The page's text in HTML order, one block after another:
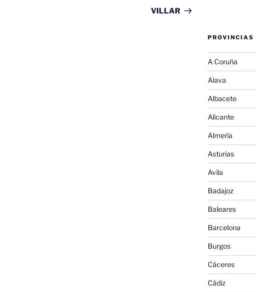
entrada
VILLAR
PROVINCIAS
A Coruña
Alava
Albacete
Alicante
Almería
Asturias
Avila
Badajoz
Baleares
Barcelona
Burgos
Cáceres
Cádiz